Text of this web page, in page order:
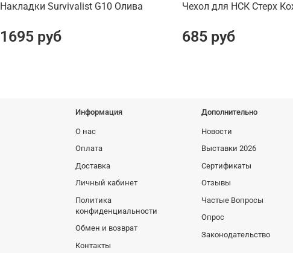
Накладки Survivalist G10 Олива
1695 руб
Чехол для НСК Стерх
685 руб
Информация
О нас
Оплата
Доставка
Личный кабинет
Политика
конфиденциальности
Обмен и возврат
Контакты
Дополнительно
Новости
Выставки 2026
Сертификаты
Отзывы
Частые Вопросы
Опрос
Законодательство